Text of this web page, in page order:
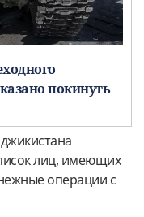
покинуть
лиц, имеющих
операции с